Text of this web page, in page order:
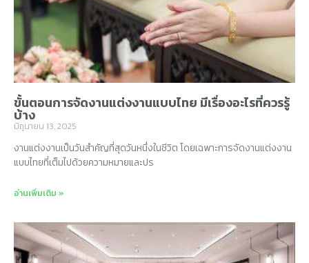
ขั้นตอนการจัดงานแต่งงานแบบไทย มีเรื่องอะไรที่ควรรู้
บ้าง
มิถุนายน 13, 2025
งานแต่งงานเป็นวันสำคัญที่สุดวันหนึ่งในชีวิต โดยเฉพาะการจัดงานแต่งงาน
แบบไทยที่เต็มไปด้วยความหมายและปร
อ่านเพิ่มเติม »